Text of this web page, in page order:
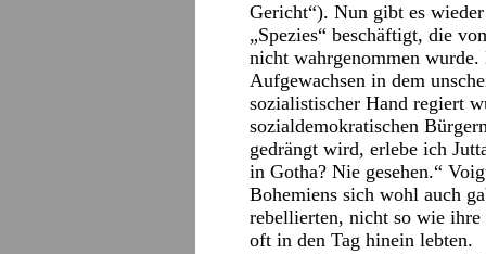
Gericht“). Nun gibt es
„Spezies“ beschäftigt, die
nicht wahrgenommen wurde.
Aufgewachsen in dem
sozialistischer Hand regiert
sozialdemokratischen
gedrängt wird, erlebe ich
in Gotha? Nie gesehen.“
Bohemiens sich wohl auch
rebellierten, nicht so wie
oft in den Tag hinein lebten.